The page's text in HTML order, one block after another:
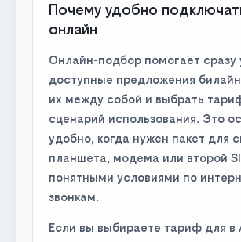
Почему удобно
онлайн
Онлайн-подбор помогает сразу
доступные предложения
их между собой и выбрать
сценарий использования. Это
удобно, когда нужен пакет для
планшета, модема или второй
понятными условиями по
звонкам.
Если вы выбираете тариф для в